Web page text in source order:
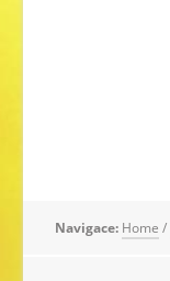
Navigace: Home /